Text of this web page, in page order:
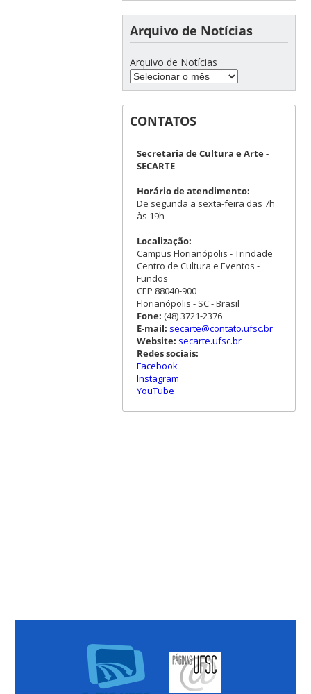
Arquivo de Notícias
Arquivo de Notícias
CONTATOS
Secretaria de Cultura e Arte -
SECARTE
Horário de atendimento:
De segunda a sexta-feira das 7h
às 19h
Localização:
Campus Florianópolis - Trindade
Centro de Cultura e Eventos -
Fundos
CEP 88040-900
Florianópolis - SC - Brasil
Fone: (48) 3721-2376
E-mail: secarte@contato.ufsc.br
Website: secarte.ufsc.br
Redes sociais:
Facebook
Instagram
YouTube